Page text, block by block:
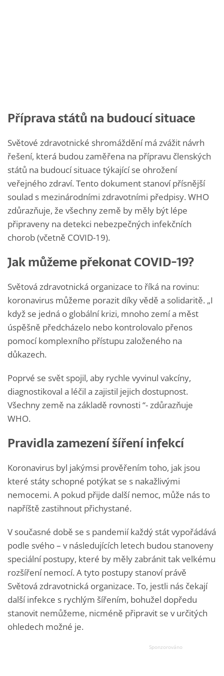
Příprava států na budoucí situace
Světové zdravotnické shromáždění má zvážit návrh
řešení, která budou zaměřena na přípravu členských
států na budoucí situace týkající se ohrožení
veřejného zdraví. Tento dokument stanoví přísnější
soulad s mezinárodními zdravotními předpisy. WHO
zdůrazňuje, že všechny země by měly být lépe
připraveny na detekci nebezpečných infekčních
chorob (včetně COVID-19).
Jak můžeme překonat COVID-19?
Světová zdravotnická organizace to říká na rovinu:
koronavirus můžeme porazit díky vědě a solidaritě. „I
když se jedná o globální krizi, mnoho zemí a měst
úspěšně předcházelo nebo kontrolovalo přenos
pomocí komplexního přístupu založeného na
důkazech.
Poprvé se svět spojil, aby rychle vyvinul vakcíny,
diagnostikoval a léčil a zajistil jejich dostupnost.
Všechny země na základě rovnosti “- zdůrazňuje
WHO.
Pravidla zamezení šíření infekcí
Koronavirus byl jakýmsi prověřením toho, jak jsou
které státy schopné potýkat se s nakažlivými
nemocemi. A pokud přijde další nemoc, může nás to
napříště zastihnout přichystané.
V současné době se s pandemií každý stát vypořádává
podle svého – v následujících letech budou stanoveny
speciální postupy, které by měly zabránit tak velkému
rozšíření nemocí. A tyto postupy stanoví právě
Světová zdravotnická organizace. To, jestli nás čekají
další infekce s rychlým šířením, bohužel dopředu
stanovit nemůžeme, nicméně připravit se v určitých
ohledech možné je.